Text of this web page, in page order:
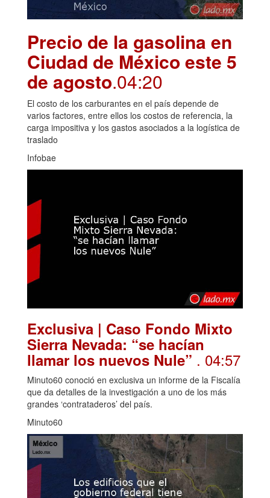
Precio de la gasolina en
Ciudad de México este 5
de agosto.04:20
El costo de los carburantes en el país depende de
varios factores, entre ellos los costos de referencia, la
carga impositiva y los gastos asociados a la logística de
traslado
Infobae
Exclusiva | Caso Fondo Mixto
Sierra Nevada: “se hacían
llamar los nuevos Nule” . 04:57
Minuto60 conoció en exclusiva un informe de la Fiscalía
que da detalles de la investigación a uno de los más
grandes ‘contrataderos’ del país.
Minuto60